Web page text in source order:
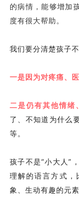
的病情，能够增加
度有很大帮助。
我们要分清楚孩子
一是因为对疼痛、
二是仍有其他情绪
了、不知道为什么
等。
孩子不是“小大人”
理解的语言方式，
象、生动有趣的元素